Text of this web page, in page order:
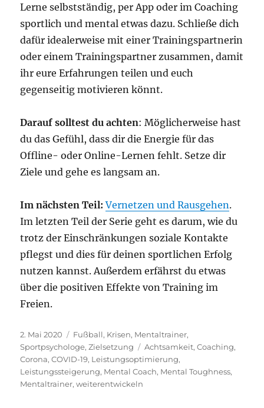
Lerne selbstständig, per App oder im Coaching
sportlich und mental etwas dazu. Schließe dich
dafür idealerweise mit einer Trainingspartnerin
oder einem Trainingspartner zusammen, damit
ihr eure Erfahrungen teilen und euch
gegenseitig motivieren könnt.
Darauf solltest du achten: Möglicherweise hast
du das Gefühl, dass dir die Energie für das
Offline- oder Online-Lernen fehlt. Setze dir
Ziele und gehe es langsam an.
Im nächsten Teil: Vernetzen und Rausgehen.
Im letzten Teil der Serie geht es darum, wie du
trotz der Einschränkungen soziale Kontakte
pflegst und dies für deinen sportlichen Erfolg
nutzen kannst. Außerdem erfährst du etwas
über die positiven Effekte von Training im
Freien.
Veröffentlicht
am
2. Mai 2020 Kategorien
Fußball, Krisen, Mentaltrainer,
Sportpsychologe,Zielsetzung Schlagwörter
Achtsamkeit,Coaching,
Corona,COVID-19, Leistungsoptimierung,
Leistungssteigerung, Mental Coach, Mental Toughness,
Mentaltrainer,weiterentwickeln